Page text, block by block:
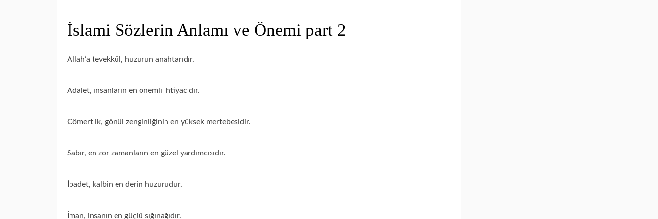
İslami Sözlerin Anlamı ve Önemi part 2
Allah’a tevekkül, huzurun anahtarıdır.
Adalet, insanların en önemli ihtiyacıdır.
Cömertlik, gönül zenginliğinin en yüksek mertebesidir.
Sabır, en zor zamanların en güzel yardımcısıdır.
İbadet, kalbin en derin huzurudur.
İman, insanın en güçlü sığınağıdır.